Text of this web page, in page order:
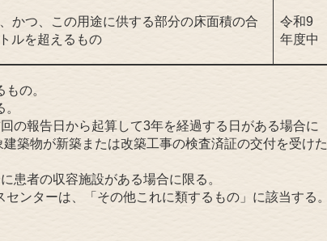
かつ、この用途に供する部分の床面積の合
ルを超えるもの
令和9
年度中
の。
の報告日から起算して3年を経過する日がある場合に
築物が新築または改築工事の検査済証の交付を受けた
患者の収容施設がある場合に限る。
ンターは、「その他これに類するもの」に該当する。